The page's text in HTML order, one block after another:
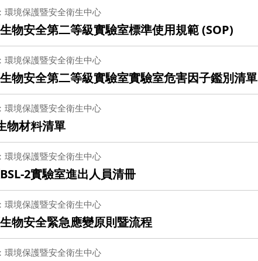
環境保護暨安全衛生中心
物安全第二等級實驗室標準使用規範 (SOP)
環境保護暨安全衛生中心
物安全第二等級實驗室實驗室危害因子鑑別清單
環境保護暨安全衛生中心
物材料清單
環境保護暨安全衛生中心
2實驗室進出人員清冊
環境保護暨安全衛生中心
物安全緊急應變原則暨流程
環境保護暨安全衛生中心